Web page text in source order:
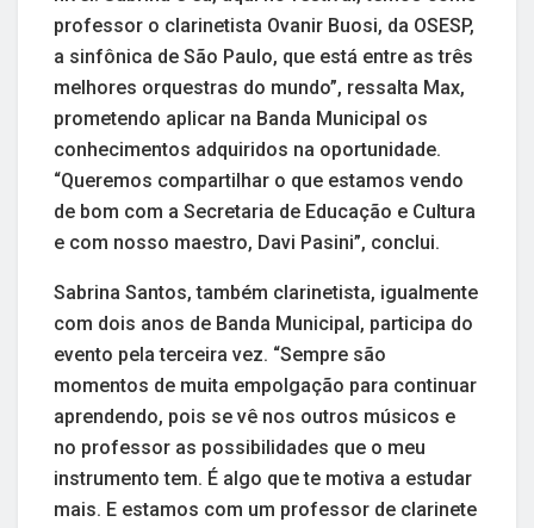
professor o clarinetista Ovanir Buosi, da OSESP,
a sinfônica de São Paulo, que está entre as três
melhores orquestras do mundo”, ressalta Max,
prometendo aplicar na Banda Municipal os
conhecimentos adquiridos na oportunidade.
“Queremos compartilhar o que estamos vendo
de bom com a Secretaria de Educação e Cultura
e com nosso maestro, Davi Pasini”, conclui.
Sabrina Santos, também clarinetista, igualmente
com dois anos de Banda Municipal, participa do
evento pela terceira vez. “Sempre são
momentos de muita empolgação para continuar
aprendendo, pois se vê nos outros músicos e
no professor as possibilidades que o meu
instrumento tem. É algo que te motiva a estudar
mais. E estamos com um professor de clarinete